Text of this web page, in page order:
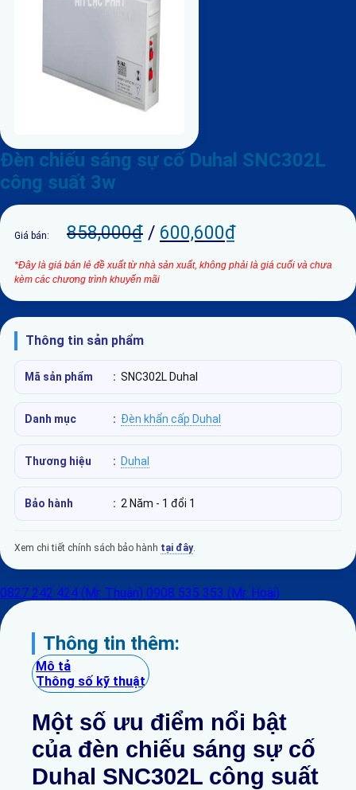
Đèn chiếu sáng sự cố Duhal SNC302L
công suất 3w
Giá bán: 858,000₫ / 600,600₫
*Đây là giá bán lẻ đề xuất từ nhà sản xuất, không phải là giá cuối và chưa
kèm các chương trình khuyến mãi
Thông tin sản phẩm
Mã sản phẩm : SNC302L Duhal
Danh mục : Đèn khẩn cấp Duhal
Thương hiệu : Duhal
Bảo hành : 2 Năm - 1 đổi 1
Xem chi tiết chính sách bảo hành tại đây.
0827 242 424 (Mr. Thuận) 0908 535 353 (Mr. Hoài)
Thông tin thêm:
Mô tả
Thông số kỹ thuật
Một số ưu điểm nổi bật
của đèn chiếu sáng sự cố
Duhal SNC302L công suất